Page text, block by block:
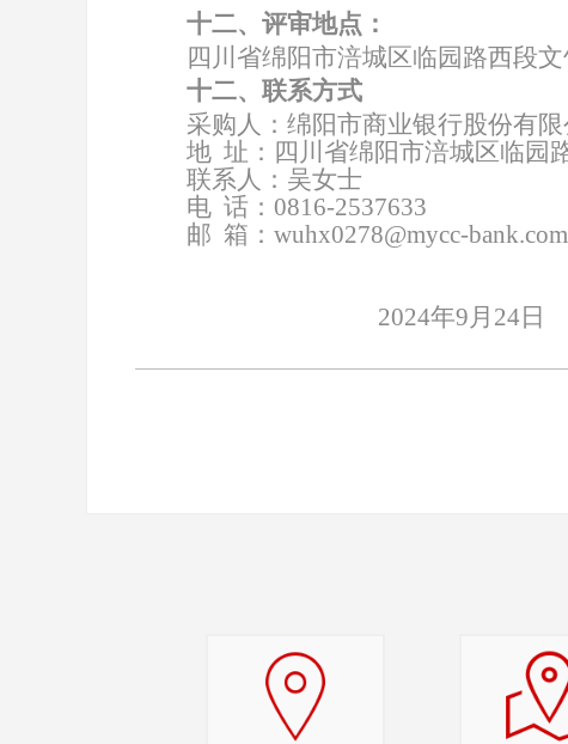
十二、 评审地点：
四川省绵阳市涪城区临园路西段
十二、联系方式
采购人： 绵阳市商业银行股份有限
地 址： 四川省绵阳市涪城区临园
联系人：吴女士
电 话： 0816-2537633
邮 箱：wuhx0278@mycc-bank.com
2024年9月24日